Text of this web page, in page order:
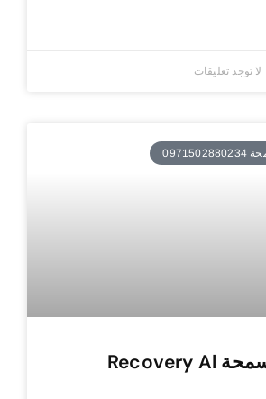
لا توجد تعليقات
ريكفري السمحة Recovery Al